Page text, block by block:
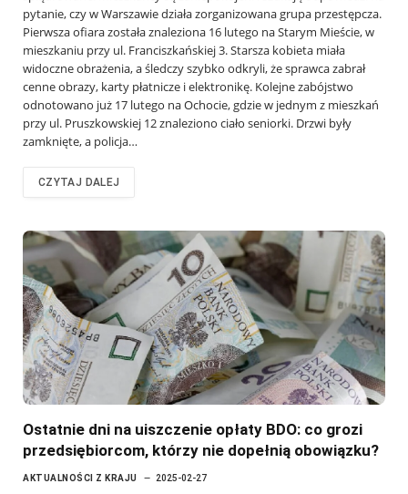
pytanie, czy w Warszawie działa zorganizowana grupa przestępcza.
Pierwsza ofiara została znaleziona 16 lutego na Starym Mieście, w
mieszkaniu przy ul. Franciszkańskiej 3. Starsza kobieta miała
widoczne obrażenia, a śledczy szybko odkryli, że sprawca zabrał
cenne obrazy, karty płatnicze i elektronikę. Kolejne zabójstwo
odnotowano już 17 lutego na Ochocie, gdzie w jednym z mieszkań
przy ul. Pruszkowskiej 12 znaleziono ciało seniorki. Drzwi były
zamknięte, a policja…
CZYTAJ DALEJ
Ostatnie dni na uiszczenie opłaty BDO: co grozi
przedsiębiorcom, którzy nie dopełnią obowiązku?
AKTUALNOŚCI Z KRAJU 2025-02-27